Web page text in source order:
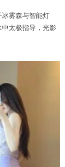
雾森与智能灯
太极指导，光影